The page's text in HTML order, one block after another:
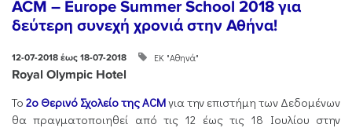
ACM – Europe Summer School 2018 για
δεύτερη συνεχή χρονιά στην Αθήνα!
12-07-2018 έως 18-07-2018 ΕΚ "Αθηνά"
Royal Olympic Hotel
Το 2ο Θερινό Σχολείο της ACMγια την επιστήμη των Δεδομένων
θα πραγματοποιηθεί από τις 12 έως τις 18 Ιουλίου στην